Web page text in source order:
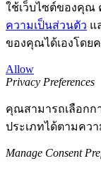
ใช้เว็บไซต์ของคุณ
ความเป็นส่วนตัว แ
ของคุณได้เองโดย
Allow
Privacy Preferences
คุณสามารถเลือกก
ประเภทได้ตามคว
Manage Consent